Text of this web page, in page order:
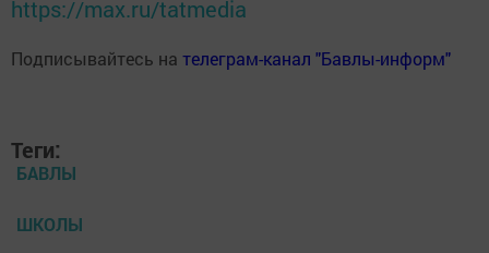
https://max.ru/tatmedia
Подписывайтесь на телеграм-канал "Бавлы-информ"
Теги:
БАВЛЫ
ШКОЛЫ